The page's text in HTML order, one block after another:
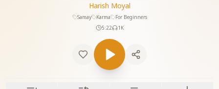
Harish Moyal
Samay Karma
For Beginners
5:22
1K